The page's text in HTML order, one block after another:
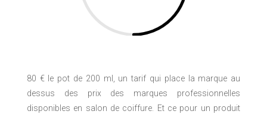
80 € le pot de 200 ml, un tarif qui place la marque au
dessus des prix des marques professionnelles
disponibles en salon de coiffure. Et ce pour un produit